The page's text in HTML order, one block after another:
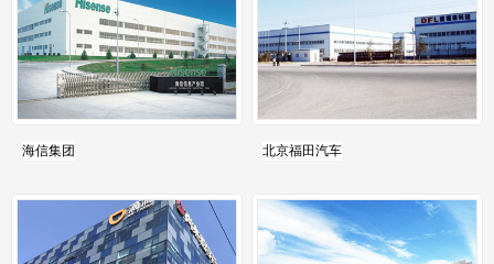
海信集团 北京福田汽车